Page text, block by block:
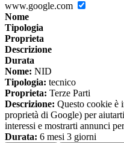
www.google.com
Nome
Tipologia
Proprieta
Descrizione
Durata
Nome: NID
Tipologia: tecnico
Proprieta: Terze Parti
Descrizione: Questo cookie è
proprietà di Google) per
interessi e mostrarti annunci
Durata: 6 mesi 3 giorni